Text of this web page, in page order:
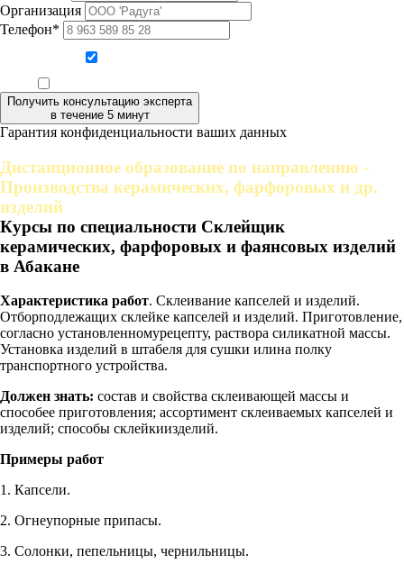
Организация
Телефон*
Получить консультацию эксперта
в течение 5 минут
Гарантия конфиденциальности ваших данных
Дистанционное образование по направлению -
Производства керамических, фарфоровых и др.
изделий
Курсы по специальности Склейщик
керамических, фарфоровых и фаянсовых изделий
в Абакане
Характеристика работ. Склеивание капселей и изделий.
Отборподлежащих склейке капселей и изделий. Приготовление,
согласно установленномурецепту, раствора силикатной массы.
Установка изделий в штабеля для сушки илина полку
транспортного устройства.
Должен знать: состав и свойства склеивающей массы и
способее приготовления; ассортимент склеиваемых капселей и
изделий; способы склейкиизделий.
Примеры работ
1. Капсели.
2. Огнеупорные припасы.
3. Солонки, пепельницы, чернильницы.